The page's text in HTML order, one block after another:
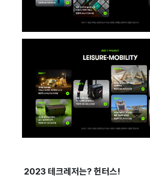
2023 테크레저는? 헌터스!